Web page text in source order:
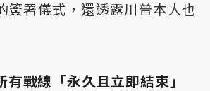
簽署儀式，還透露川普本人也
有戰線「永久且立即結束」